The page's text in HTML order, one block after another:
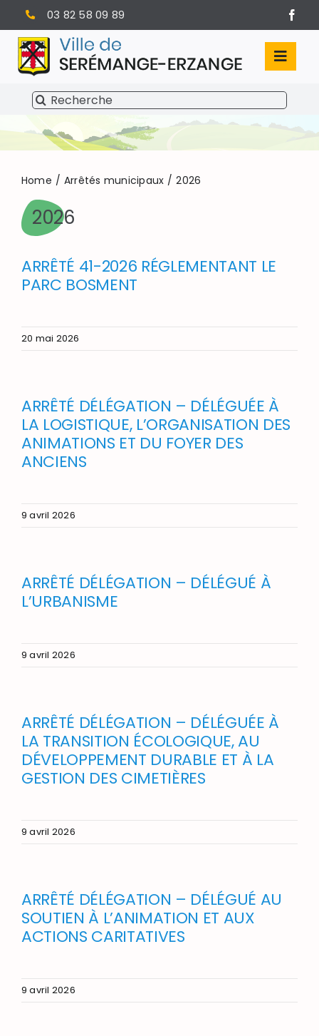
Passer
au
contenu
03 82 58 09 89
SÉRÉMANGE-ERZANGE
VIE MUNICIPALE
VIVRE À SERÉMANGE-ERZANGE
INFOS PRATIQUES
Rechercher:
Home Arrêtés municipaux 2026
2026
ARRÊTÉ 41-2026 RÉGLEMENTANT LE
PARC BOSMENT
20 mai 2026
ARRÊTÉ DÉLÉGATION – DÉLÉGUÉE À
LA LOGISTIQUE, L’ORGANISATION DES
ANIMATIONS ET DU FOYER DES
ANCIENS
9 avril 2026
ARRÊTÉ DÉLÉGATION – DÉLÉGUÉ À
L’URBANISME
9 avril 2026
ARRÊTÉ DÉLÉGATION – DÉLÉGUÉE À
LA TRANSITION ÉCOLOGIQUE, AU
DÉVELOPPEMENT DURABLE ET À LA
GESTION DES CIMETIÈRES
9 avril 2026
ARRÊTÉ DÉLÉGATION – DÉLÉGUÉ AU
SOUTIEN À L’ANIMATION ET AUX
ACTIONS CARITATIVES
9 avril 2026